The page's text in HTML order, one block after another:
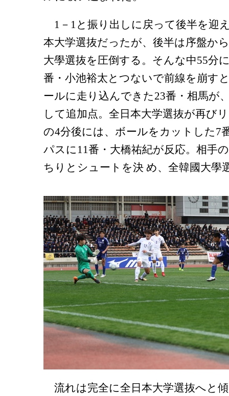
1－1と振り出しに戻って後半を迎
本大学選抜だったが、後半は序盤か
大學選抜を圧倒する。そんな中55分
番・小池裕太とつないで前線を崩す
ールに走り込んできた23番・相馬が
して追加点。全日本大学選抜が再び
の4分後には、ボールをカットした7
パスに11番・大橋祐紀が反応。相手
ちりとシュートを決 め、全韓國大學
流れは完全に全日本大学選抜へと